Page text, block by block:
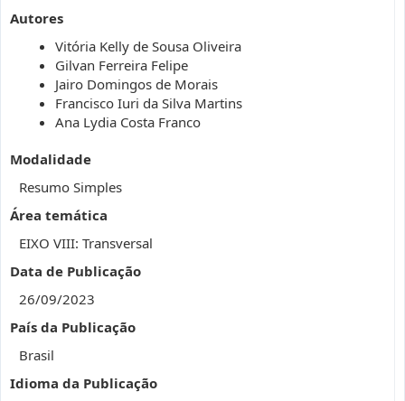
Autores
Vitória Kelly de Sousa Oliveira
Gilvan Ferreira Felipe
Jairo Domingos de Morais
Francisco Iuri da Silva Martins
Ana Lydia Costa Franco
Modalidade
Resumo Simples
Área temática
EIXO VIII: Transversal
Data de Publicação
26/09/2023
País da Publicação
Brasil
Idioma da Publicação